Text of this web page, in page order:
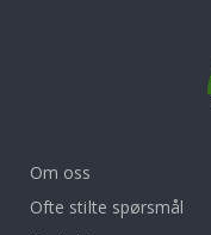
Om oss
Ofte stilte spørsmål